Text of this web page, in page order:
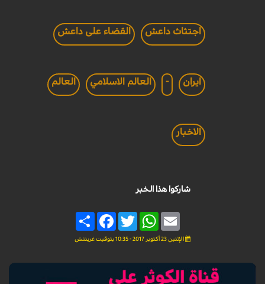
اجتثاث داعش القضاء على داعش
ايران - العالم الاسلامي العالم
الاخبار
شاركوا هذا الخبر
Share
FacebookTwitter
WhatsAppEmail
الإثنين 23 أكتوبر 2017 - 10:35 بتوقيت غرينتش